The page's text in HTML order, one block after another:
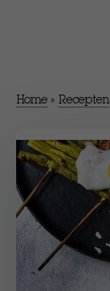
Home » Recepten